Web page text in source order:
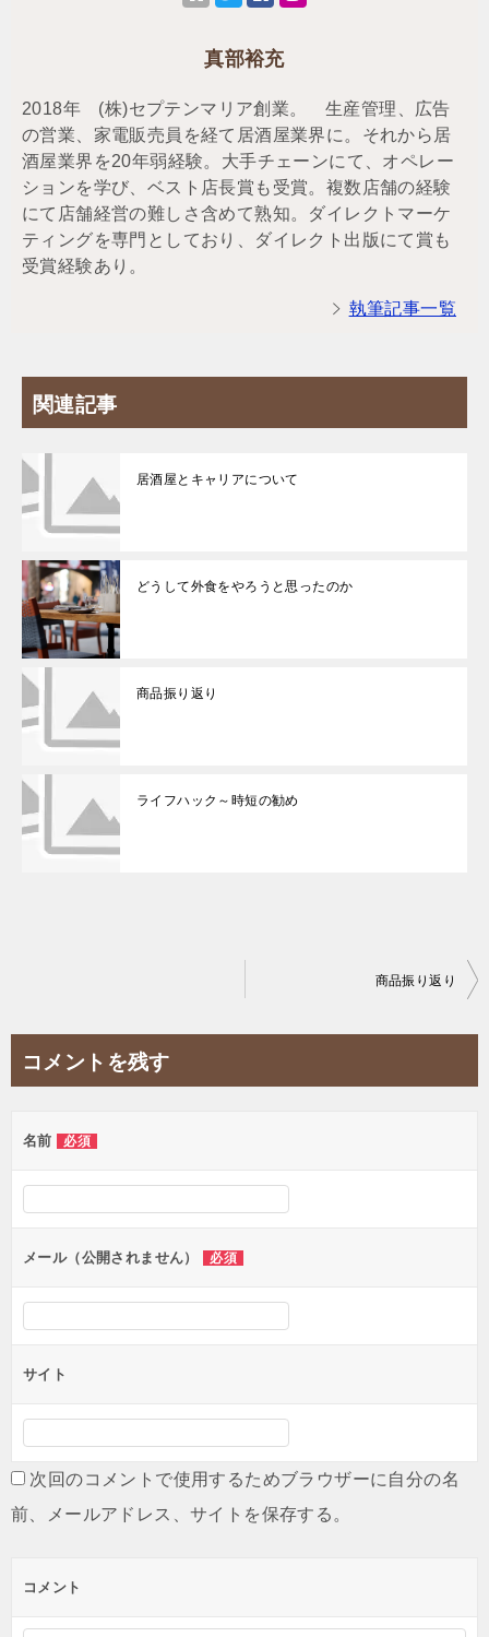
真部裕充
2018年 (株)セプテンマリア創業。 生産管理、広告
の営業、家電販売員を経て居酒屋業界に。それから居
酒屋業界を20年弱経験。大手チェーンにて、オペレー
ションを学び、ベスト店長賞も受賞。複数店舗の経験
にて店舗経営の難しさ含めて熟知。ダイレクトマーケ
ティングを専門としており、ダイレクト出版にて賞も
受賞経験あり。
執筆記事一覧
関連記事
居酒屋とキャリアについて
どうして外食をやろうと思ったのか
商品振り返り
ライフハック～時短の勧め
ビ
ー
シ
ョ
ン
商品振り返り
コメントを残す
名前 必須
メール（公開されません） 必須
サイト
次回のコメントで使用するためブラウザーに自分の名
前、メールアドレス、サイトを保存する。
コメント